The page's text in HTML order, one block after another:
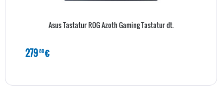
Asus Tastatur ROG Azoth Gaming Tastatur dt.
27980€